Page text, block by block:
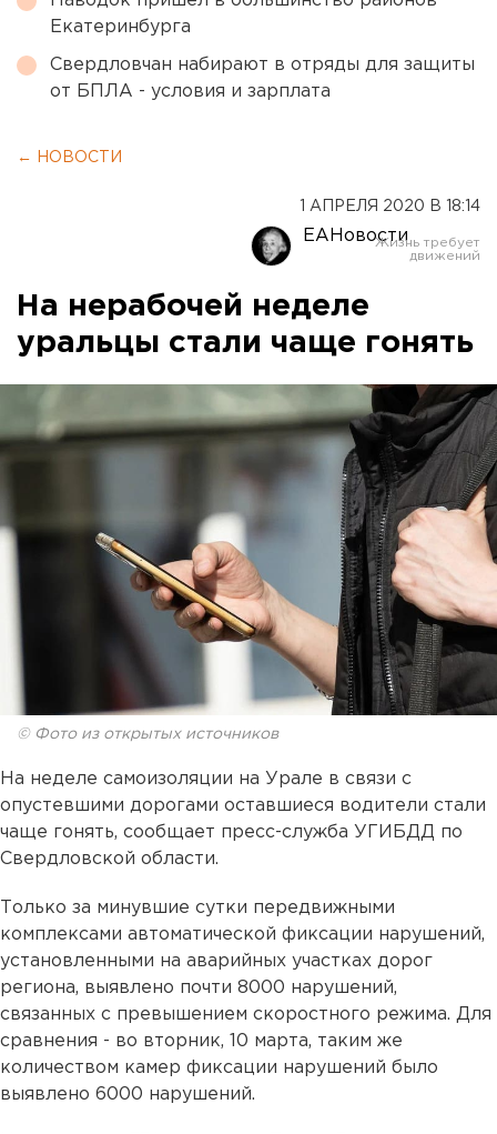
Екатеринбурга
Свердловчан набирают в отряды для защиты
от БПЛА - условия и зарплата
← НОВОСТИ
1 АПРЕЛЯ 2020 В 18:14
ЕАНовости
На нерабочей неделе
уральцы стали чаще гонять
© Фото из открытых источников
На неделе самоизоляции на Урале в связи с
опустевшими дорогами оставшиеся водители стали
чаще гонять, сообщает пресс-служба УГИБДД по
Свердловской области.
Только за минувшие сутки передвижными
комплексами автоматической фиксации нарушений,
установленными на аварийных участках дорог
региона, выявлено почти 8000 нарушений,
связанных с превышением скоростного режима. Для
сравнения - во вторник, 10 марта, таким же
количеством камер фиксации нарушений было
выявлено 6000 нарушений.